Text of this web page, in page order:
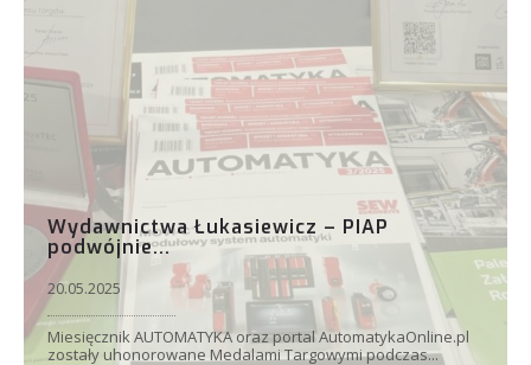
Wydawnictwa Łukasiewicz – PIAP
podwójnie...
20.05.2025
Miesięcznik AUTOMATYKA oraz portal AutomatykaOnline.pl
zostały uhonorowane Medalami Targowymi podczas...